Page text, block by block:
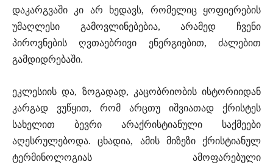
დაკარგვაში კი არ ხედავს, რომელიც ყოფიერების
უმაღლესი გამოვლინებებია, არამედ ჩვენი
პიროვნების ღვთაებრივი ენერგიებით, ძალებით
გამდიდრებაში.
ეკლესიის და, ზოგადად, კაცობრიობის ისტორიიდან
კარგად ვუწყით, რომ არცთუ იშვიათად ქრისტეს
სახელით ბევრი არაქრისტიანული საქმეები
აღესრულებოდა. ცხადია, ამის მიზეზი ქრისტიანულ
ტერმინოლოგიას ამოფარებული